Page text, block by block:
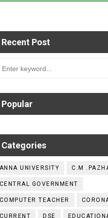
மின்னல்
Recent Post
Popular
Categories
ANNA UNIVERSITY C.M
CENTRAL GOVERNMENT
COMPUTER TEACHER
CURRENT DSE